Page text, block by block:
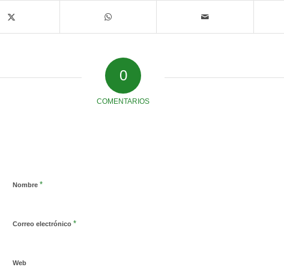
0
COMENTARIOS
Nombre *
Correo electrónico *
Web